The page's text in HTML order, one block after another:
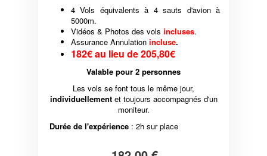
4 Vols équivalents à 4 sauts d'avion à
5000m.
Vidéos & Photos des vols incluses.
Assurance Annulation incluse.
182€ au lieu de 205,80€
Valable pour 2 personnes
Les vols se font tous le même jour,
individuellementet toujours accompagnés d'un
moniteur.
Durée de l'expérience : 2h sur place